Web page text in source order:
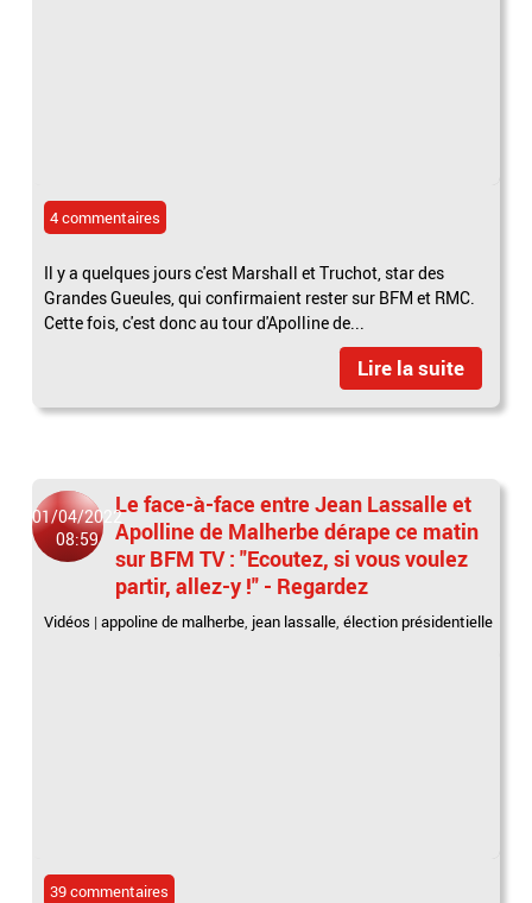
4 commentaires
Il y a quelques jours c'est Marshall et Truchot, star des
Grandes Gueules, qui confirmaient rester sur BFM et RMC.
Cette fois, c'est donc au tour d'Apolline de...
Lire la suite
01/04/2022
08:59
Le face-à-face entre Jean Lassalle et
Apolline de Malherbe dérape ce matin
sur BFM TV : "Ecoutez, si vous voulez
partir, allez-y !" - Regardez
Vidéos |appoline de malherbe, jean lassalle,élection présidentielle
39 commentaires